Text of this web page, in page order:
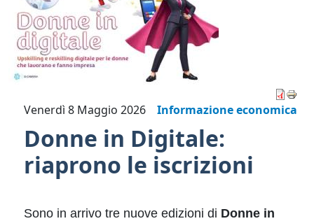
Informazione economica
Venerdì 8 Maggio 2026
Donne in Digitale:
riaprono le iscrizioni
Sono in arrivo tre nuove edizioni di Donne in